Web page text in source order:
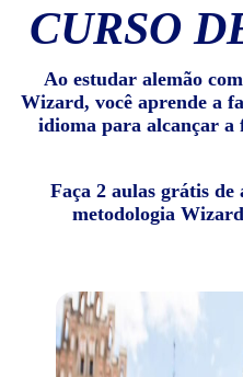
CURSO
Ao estudar alemão
Wizard, você aprende a
idioma para alcançar a
Faça 2 aulas grátis de
metodologia